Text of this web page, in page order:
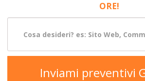
ORE!
Inviami preventivi